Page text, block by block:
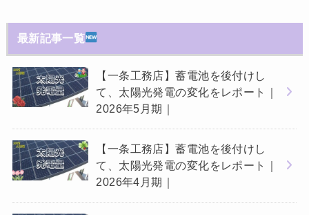
最新記事一覧
【一条工務店】蓄電池を後付けし
て、太陽光発電の変化をレポート｜
2026年5月期｜
【一条工務店】蓄電池を後付けし
て、太陽光発電の変化をレポート｜
2026年4月期｜